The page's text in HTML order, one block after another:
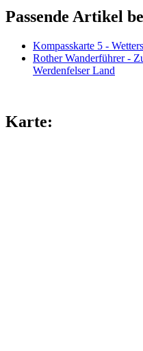
Passende Artikel
Kompasskarte 5 -
Rother Wanderführer -
Werdenfelser Land
Karte: